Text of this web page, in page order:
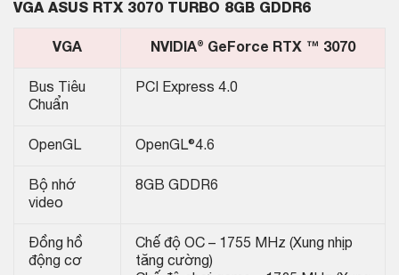
VGA ASUS RTX 3070 TURBO 8GB GDDR6
VGA NVIDIA® GeForce RTX ™ 3070
Bus Tiêu
Chuẩn
PCI Express 4.0
OpenGL OpenGL®4.6
Bộ nhớ
video
8GB GDDR6
Đồng hồ
động cơ
Chế độ OC – 1755 MHz (Xung nhịp
tăng cường)